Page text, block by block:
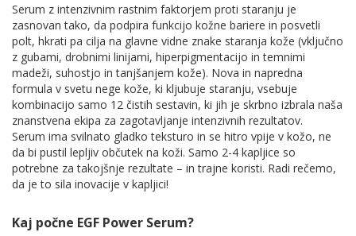
Serum z intenzivnim rastnim faktorjem proti staranju je
zasnovan tako, da podpira funkcijo kožne bariere in posvetli
polt, hkrati pa cilja na glavne vidne znake staranja kože (vključno
z gubami, drobnimi linijami, hiperpigmentacijo in temnimi
madeži, suhostjo in tanjšanjem kože). Nova in napredna
formula v svetu nege kože, ki kljubuje staranju, vsebuje
kombinacijo samo 12 čistih sestavin, ki jih je skrbno izbrala naša
znanstvena ekipa za zagotavljanje intenzivnih rezultatov.
Serum ima svilnato gladko teksturo in se hitro vpije v kožo, ne
da bi pustil lepljiv občutek na koži. Samo 2-4 kapljice so
potrebne za takojšnje rezultate – in trajne koristi. Radi rečemo,
da je to sila inovacije v kapljici!
Kaj počne EGF Power Serum?